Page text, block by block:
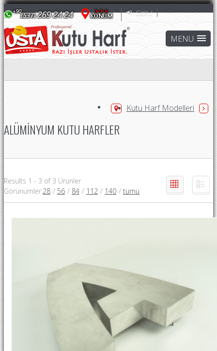
Giriş /
Kutu Harf Modelleri
ALÜMINYUM KUTU HARFLER
Results 1 - 3 of 3 Ürünler
Görünümler:28 / 56 / 84 / 112 / 140 / tümü